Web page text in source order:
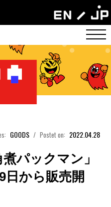
GOODS / Postet on: 2022.04.28
パックマン」
日から販売開